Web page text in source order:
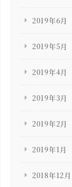
2019年6月
2019年5月
2019年4月
2019年3月
2019年2月
2019年1月
2018年12月